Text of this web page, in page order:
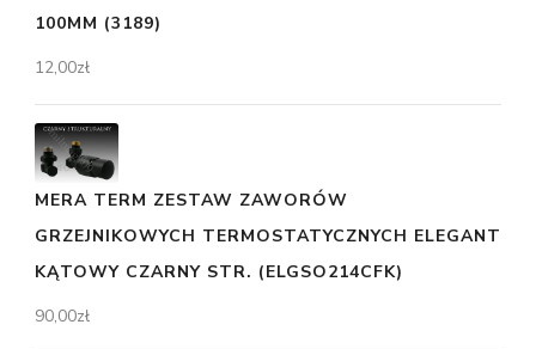
100MM (3189)
12,00zł
MERA TERM ZESTAW ZAWORÓW
GRZEJNIKOWYCH TERMOSTATYCZNYCH ELEGANT
KĄTOWY CZARNY STR. (ELGSO214CFK)
90,00zł